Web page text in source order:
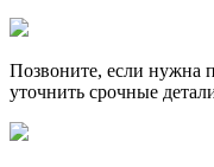
Позвоните, если нужна
уточнить срочные